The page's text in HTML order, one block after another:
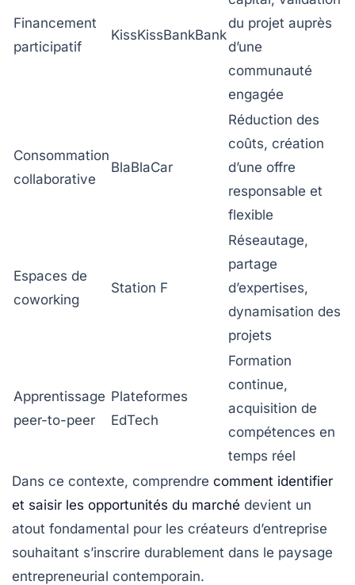
Financement
participatif
KissKissBankBank
du projet auprès
d’une
communauté
engagée
Consommation
collaborative
BlaBlaCar
Réduction des
coûts, création
d’une offre
responsable et
flexible
Espaces de
coworking
Station F
Réseautage,
partage
d’expertises,
dynamisation des
projets
Apprentissage
peer-to-peer
Plateformes
EdTech
Formation
continue,
acquisition de
compétences en
temps réel
Dans ce contexte, comprendre comment identifier
et saisir les opportunités du marché devient un
atout fondamental pour les créateurs d’entreprise
souhaitant s’inscrire durablement dans le paysage
entrepreneurial contemporain.